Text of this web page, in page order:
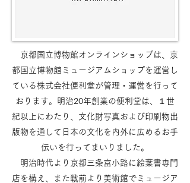
京都国立博物館 オンラインショップは、京
都国立博物館ミュージアムショップを運営し
ている株式会社便利堂が管理・運営を行って
おります。明治20年創業の便利堂は、１世
紀以上にわたり、文化財写真および印刷物出
版物を通して日本の文化を内外に広めるお手
伝いを行ってまいりました。
明治時代より京都三条富小路に絵葉書専門
店を構え、
また戦前より美術館でミュージア